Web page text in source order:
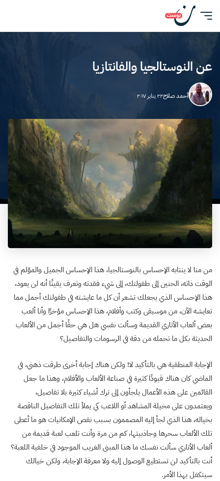
عن النوستالجيا والفانتازيا
أحمد صلاح٢٢ يناير ٢٠١٧
من منا لا ينتابه الإحساس بالنوستالجيا، هذا الإحساس الجميل والمؤلم في
الوقت ذاته، الحنين إلى طفولتك، إلى شيء فقدته وتعرف يقينًا أنه لن يعود،
هذا الإحساس الذي يجعلك تشعر أن كل ما عايشته في طفولتك أجمل مما
تعايشه الآن، من موسيقى وكتب وأفلام، هذا الإحساس مؤخرًا وأنا ألعب
بعض ألعاب الأتاري القديمة وسألت نفسي هل هي حقًا أجمل من الألعاب
الحديثة بكل ما تحمله من دقة في الرسومات والتفاصيل؟
الإجابة المنطقية هي بالتأكيد لا! ولكن هناك إجابة أخرى طرقت ذهني، في
الماضي كان هناك قيودًا كثيرة في صناعة الألعاب والأفلام، وهذا ما جعل
القائمين على هذه الأعمال يلجأون إلى ترك أشياء كثيرة بلا تفاصيل،
ويعتمدون على مخيلة المشاهد أو اللاعب كي يملأ تلك التفاصيل الناقصة
بخياله، هذا الذي لجأ إليه المصممون بسبب نقص الإمكانيات هو ما أعطى
تلك الألعاب سحرها وجاذبيتها، كم من مرة وأنت تلعب لعبة قديمة من
ألعاب الأتاري سألت نفسك ما هذا المبنى الغريب الموجود في خلفية اللعبة؟
أنت بالتأكيد لن تستطيع الوصول إليه ولا معرفة الإجابة، ولكن خيالك
سيتكفل بهذا الأمر.